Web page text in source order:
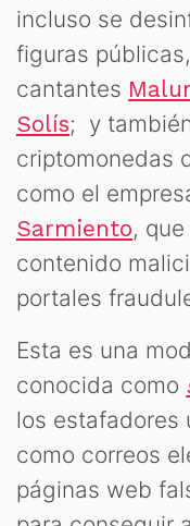
incluso se
figuras
cantantes
Solís; y
criptomonedas
como el
Sarmiento,
contenido
portales
Esta es una
conocida como
los estafadores
como correos
páginas web